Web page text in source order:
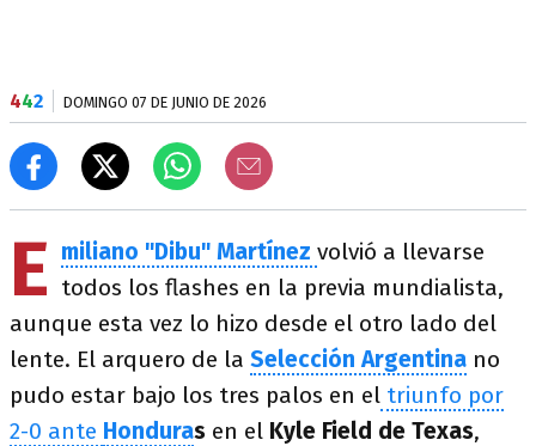
442 DOMINGO 07 DE JUNIO DE 2026
E miliano "Dibu" Martínez volvió a llevarse
todos los flashes en la previa mundialista,
aunque esta vez lo hizo desde el otro lado del
lente. El arquero de la Selección Argentina no
pudo estar bajo los tres palos en el triunfo por
2-0 ante Honduras en el Kyle Field de Texas,